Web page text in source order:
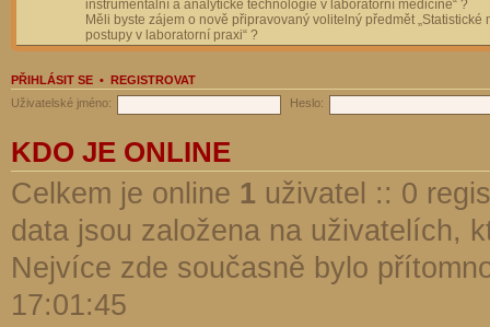
instrumentální a analytické technologie v laboratorní medicíně“ ?
Měli byste zájem o nově připravovaný volitelný předmět „Statistické
postupy v laboratorní praxi“ ?
PŘIHLÁSIT SE • REGISTROVAT
Uživatelské jméno:
Heslo:
KDO JE ONLINE
Celkem je online 1 uživatel :: 0
data jsou založena na uživatelích,
Nejvíce zde současně bylo
17:01:45